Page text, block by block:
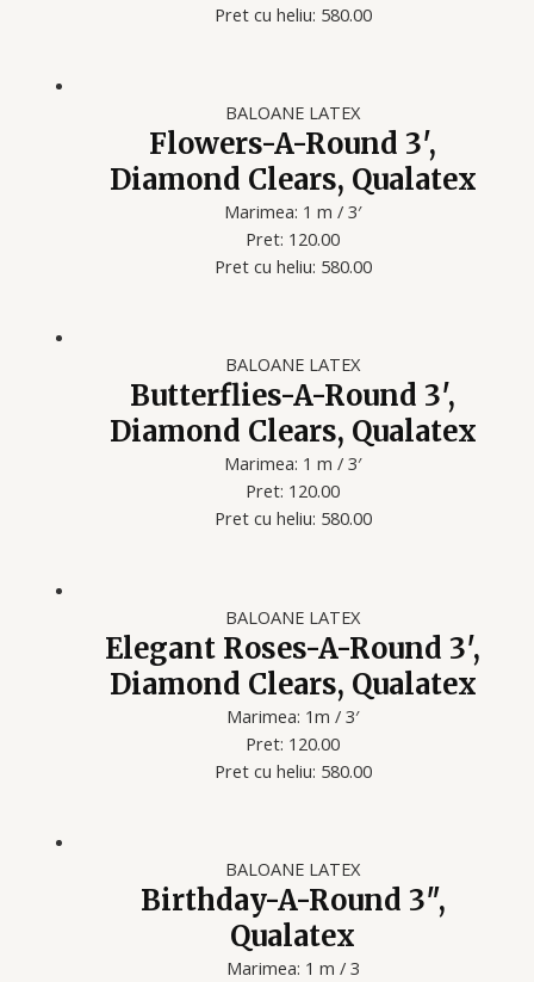
Pret cu heliu: 580.00
BALOANE LATEX
Flowers-A-Round 3′,
Diamond Clears, Qualatex
Marimea: 1 m / 3′
Pret: 120.00
Pret cu heliu: 580.00
BALOANE LATEX
Butterflies-A-Round 3′,
Diamond Clears, Qualatex
Marimea: 1 m / 3′
Pret: 120.00
Pret cu heliu: 580.00
BALOANE LATEX
Elegant Roses-A-Round 3′,
Diamond Clears, Qualatex
Marimea: 1m / 3′
Pret: 120.00
Pret cu heliu: 580.00
BALOANE LATEX
Birthday-A-Round 3″,
Qualatex
Marimea: 1 m / 3